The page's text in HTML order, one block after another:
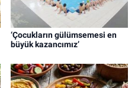
‘Çocukların gülümsemesi en
büyük kazancımız’